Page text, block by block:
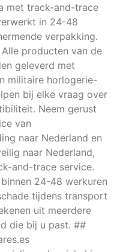
met track-and-trace
in 24-48
verpakking.
producten van de
geleverd met
militaire horlogerie-
bij elke vraag over
Neem gerust
van
naar Nederland en
naar Nederland,
and-trace service.
24-48 werkuren
tijdens transport
uit meerdere
die bij u past. ##